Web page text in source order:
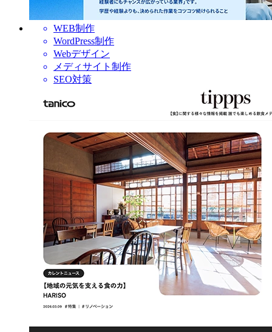
WEB制作
WordPress制作
Webデザイン
メディサイト制作
SEO対策